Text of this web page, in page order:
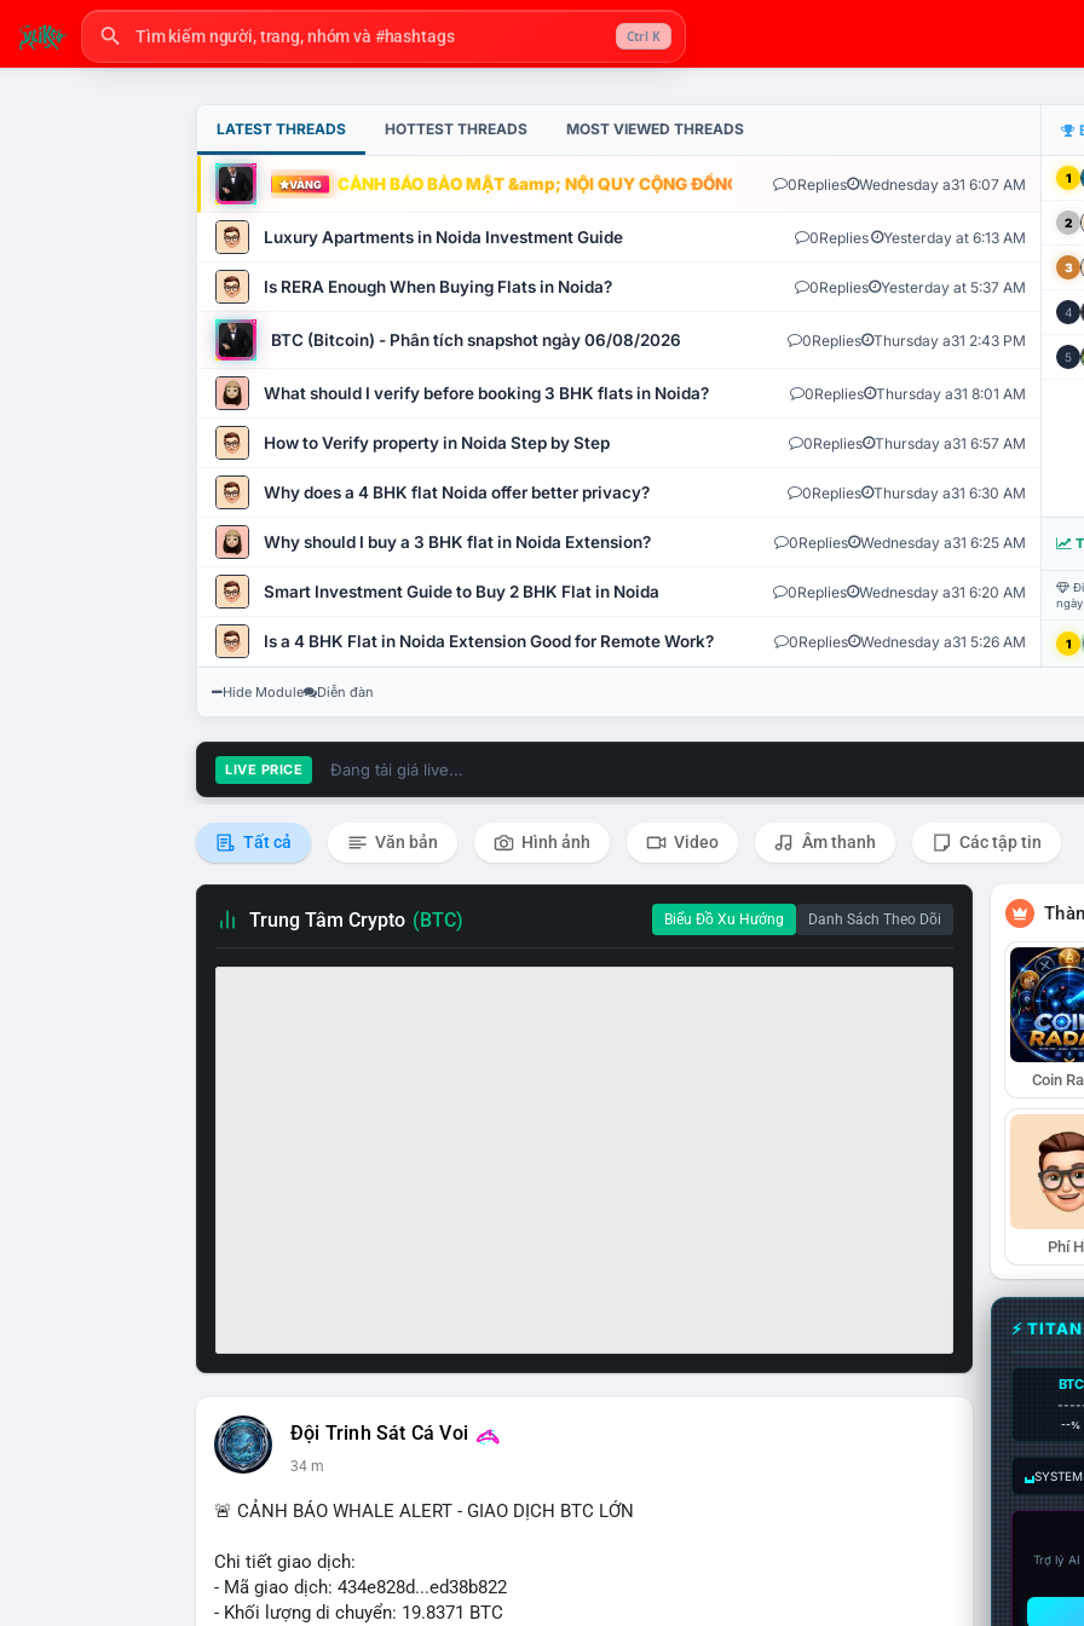
Ctrl K
LATEST THREADS HOTTEST THREADS MOST VIEWED THREADS
VÀNG CẢNH BÁO BẢO MẬT &amp; NỘI QUY CỘNG ĐỒNG VLIKE.VN: HỆ THỐNG GIÁM SÁT TỰ
0Replies Wednesday a31 6:07 AM
Luxury Apartments in Noida Investment Guide 0Replies Yesterday at 6:13 AM
Is RERA Enough When Buying Flats in Noida? 0Replies Yesterday at 5:37 AM
BTC (Bitcoin) - Phân tích snapshot ngày 06/08/2026 0Replies Thursday a31 2:43 PM
What should I verify before booking 3 BHK flats in Noida? 0Replies Thursday a31 8:01 AM
How to Verify property in Noida Step by Step 0Replies Thursday a31 6:57 AM
Why does a 4 BHK flat Noida offer better privacy? 0Replies Thursday a31 6:30 AM
Why should I buy a 3 BHK flat in Noida Extension? 0Replies Wednesday a31 6:25 AM
Smart Investment Guide to Buy 2 BHK Flat in Noida 0Replies Wednesday a31 6:20 AM
Is a 4 BHK Flat in Noida Extension Good for Remote Work? 0Replies Wednesday a31 5:26 AM
1
2
3
4
5
1
Hide Module Diễn đàn
LIVE PRICE Đang tải giá live...
Tất cả Văn bản Hình ảnh Video Âm thanh Các tập tin
Trung Tâm Crypto (BTC) Biểu Đồ Xu Hướng Danh Sách Theo Dõi
Đội Trinh Sát Cá Voi
34 m
🚨 CẢNH BÁO WHALE ALERT - GIAO DỊCH BTC LỚN
Chi tiết giao dịch:
- Mã giao dịch: 434e828d...ed38b822
- Khối lượng di chuyển: 19.8371 BTC
Coin
Phí
⚡
BTC
--%
Trợ lý